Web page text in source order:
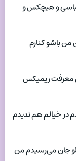
عباسی و هیچکس و
من باشو کنارم
معرفت ریمیکس
در خیالم هم ندیدم
جان می‌رسیدم من